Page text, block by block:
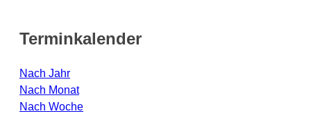
Terminkalender
Nach Jahr
Nach Monat
Nach Woche